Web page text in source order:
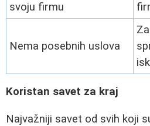
svoju firmu
Nema posebnih uslova
Koristan savet za kraj
Najvažniji savet od svih koji